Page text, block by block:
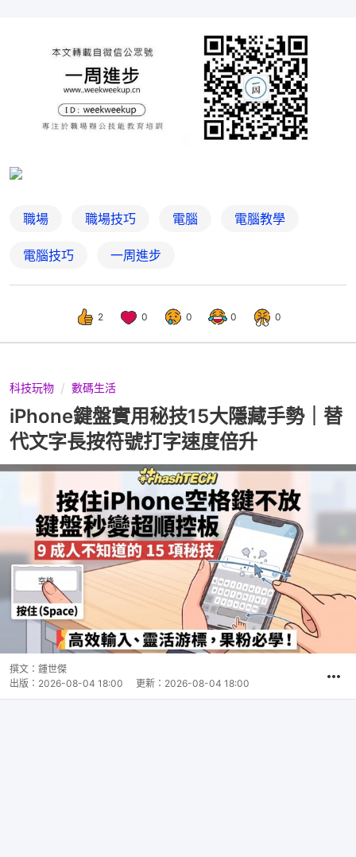
職場 職場技巧 電腦 電腦教學
電腦技巧 一周進步
2 0 0 0 0
科技玩物 數碼生活
iPhone鍵盤實用秘技15大隱藏手勢｜替
代文字長按符號打字速度倍升
撰文： 鍾世傑
出版： 2026-08-04 18:00 更新： 2026-08-04 18:00